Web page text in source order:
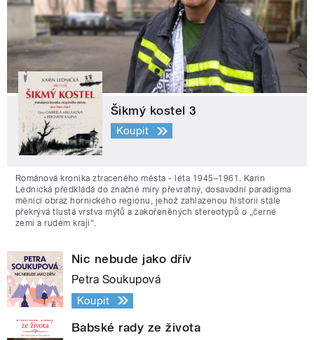
Šikmý kostel 3
Koupit
Románová kronika ztraceného města - léta 1945–1961. Karin
Lednická předkládá do značné míry převratný, dosavadní paradigma
měnící obraz hornického regionu, jehož zahlazenou historii stále
překrývá tlustá vrstva mýtů a zakořeněných stereotypů o „černé
zemi a rudém kraji“.
Nic nebude jako dřív
Petra Soukupová
Koupit
Babské rady ze života